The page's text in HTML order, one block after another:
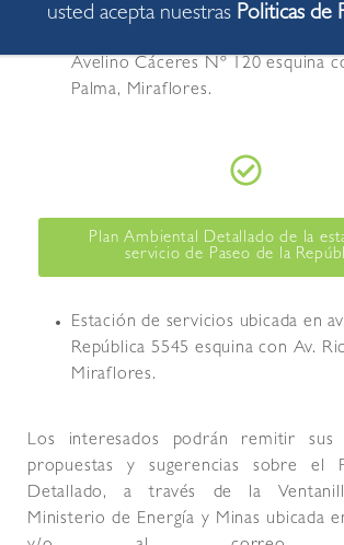
Avelino Cáceres Nº 120 esquina
Palma, Miraflores.
Plan Ambiental Detallado de la
servicio de Paseo de la
Estación de servicios ubicada en
República 5545 esquina con Av.
Miraflores.
Los interesados podrán remitir sus
propuestas y sugerencias sobre el
Detallado, a través de la
Ministerio de Energía y Minas ubicada
usted acepta nuestras Politicas de